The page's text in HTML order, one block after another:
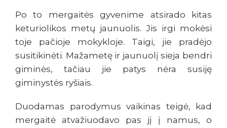
Po to mergaitės gyvenime atsirado kitas
keturiolikos metų jaunuolis. Jis irgi mokėsi
toje pačioje mokykloje. Taigi, jie pradėjo
susitikinėti. Mažametę ir jaunuolį sieja bendri
giminės, tačiau jie patys nėra susiję
giminystės ryšiais.
Duodamas parodymus vaikinas teigė, kad
mergaitė atvažiuodavo pas jį į namus, o